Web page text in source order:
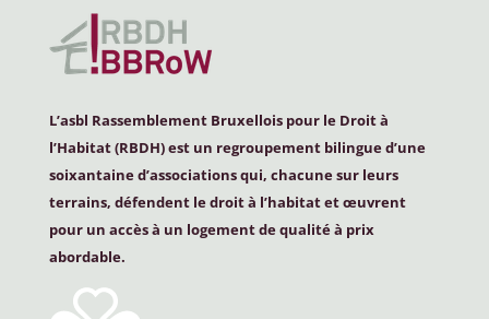
L’asbl Rassemblement Bruxellois pour le Droit à
l’Habitat (RBDH) est un regroupement bilingue d’une
soixantaine d’associations qui, chacune sur leurs
terrains, défendent le droit à l’habitat et œuvrent
pour un accès à un logement de qualité à prix
abordable.